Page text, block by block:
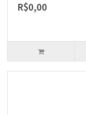
R$0,00